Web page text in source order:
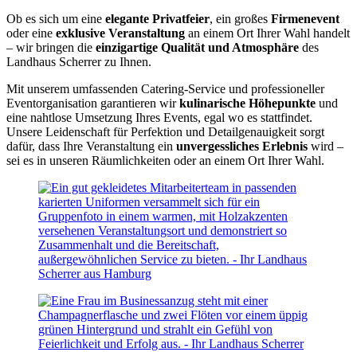
Ob es sich um eine elegante Privatfeier, ein großes Firmenevent
oder eine exklusive Veranstaltung an einem Ort Ihrer Wahl handelt
– wir bringen die einzigartige Qualität und Atmosphäre des
Landhaus Scherrer zu Ihnen.
Mit unserem umfassenden Catering-Service und professioneller
Eventorganisation garantieren wirkulinarische Höhepunkte und
eine nahtlose Umsetzung Ihres Events, egal wo es stattfindet.
Unsere Leidenschaft für Perfektion und Detailgenauigkeit sorgt
dafür, dass Ihre Veranstaltung ein unvergessliches Erlebnis wird –
sei es in unseren Räumlichkeiten oder an einem Ort Ihrer Wahl.